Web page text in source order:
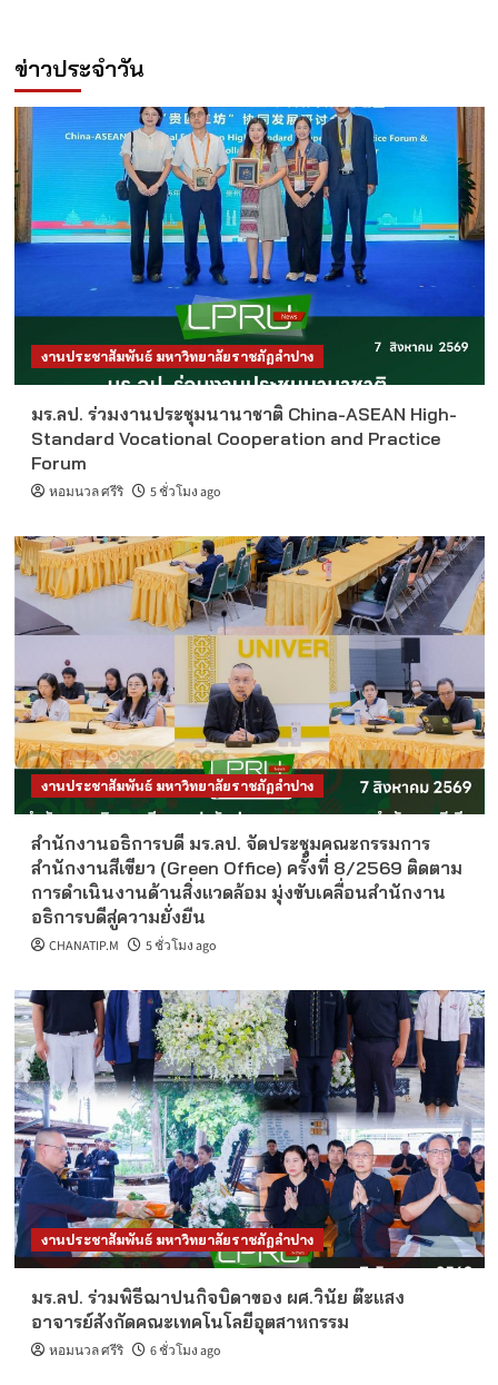
ข่าวประจำวัน
งานประชาสัมพันธ์ มหาวิทยาลัยราชภัฏลำปาง
มร.ลป. ร่วมงานประชุมนานาชาติ China-ASEAN High-
Standard Vocational Cooperation and Practice
Forum
หอมนวล ศรีริ 5 ชั่วโมง ago
งานประชาสัมพันธ์ มหาวิทยาลัยราชภัฏลำปาง
สำนักงานอธิการบดี มร.ลป. จัดประชุมคณะกรรมการ
สำนักงานสีเขียว (Green Office) ครั้งที่ 8/2569 ติดตาม
การดำเนินงานด้านสิ่งแวดล้อม มุ่งขับเคลื่อนสำนักงาน
อธิการบดีสู่ความยั่งยืน
CHANATIP.M 5 ชั่วโมง ago
งานประชาสัมพันธ์ มหาวิทยาลัยราชภัฏลำปาง
มร.ลป. ร่วมพิธีฌาปนกิจบิดาของ ผศ.วินัย ต๊ะแสง
อาจารย์สังกัดคณะเทคโนโลยีอุตสาหกรรม
หอมนวล ศรีริ 6 ชั่วโมง ago